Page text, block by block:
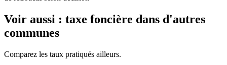
Voir aussi : taxe foncière dans d'autres
communes
Comparez les taux pratiqués ailleurs.